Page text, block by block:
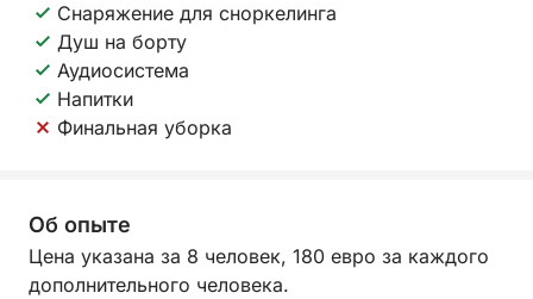
Снаряжение для сноркелинга
Душ на борту
Аудиосистема
Напитки
Финальная уборка
Об опыте
Цена указана за 8 человек, 180 евро за каждого
дополнительного человека.